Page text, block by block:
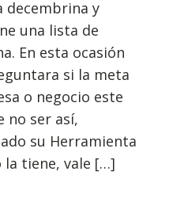
decembrina y
una lista de
En esta ocasión
si la meta
o negocio este
no ser así,
su Herramienta
la tiene, vale […]